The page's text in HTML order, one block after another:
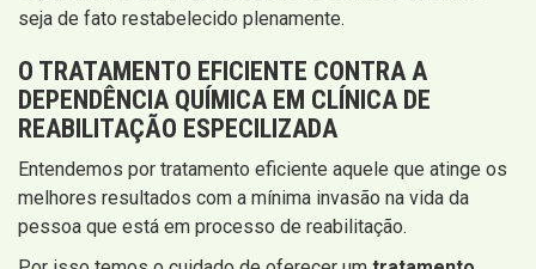
seja de fato restabelecido plenamente.
O TRATAMENTO EFICIENTE CONTRA A
DEPENDÊNCIA QUÍMICA EM CLÍNICA DE
REABILITAÇÃO ESPECILIZADA
Entendemos por tratamento eficiente aquele que atinge os
melhores resultados com a mínima invasão na vida da
pessoa que está em processo de reabilitação.